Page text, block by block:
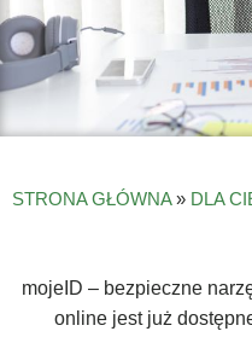
STRONA GŁÓWNA» DLA
mojeID – bezpieczne
online jest już